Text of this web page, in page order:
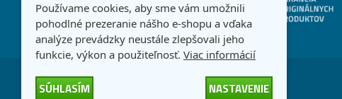
Používame cookies, aby sme vám umožnili
pohodlné prezeranie nášho e-shopu a vďaka
analýze prevádzky neustále zlepšovali jeho
funkcie, výkon a použiteľnosť. Viac informácií
SÚHLASÍM NASTAVENIE